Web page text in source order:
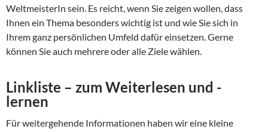
WeltmeisterIn sein. Es reicht, wenn Sie zeigen wollen, dass
Ihnen ein Thema besonders wichtig ist und wie Sie sich in
Ihrem ganz persönlichen Umfeld dafür einsetzen. Gerne
können Sie auch mehrere oder alle Ziele wählen.
Linkliste – zum Weiterlesen und -
lernen
Für weitergehende Informationen haben wir eine kleine